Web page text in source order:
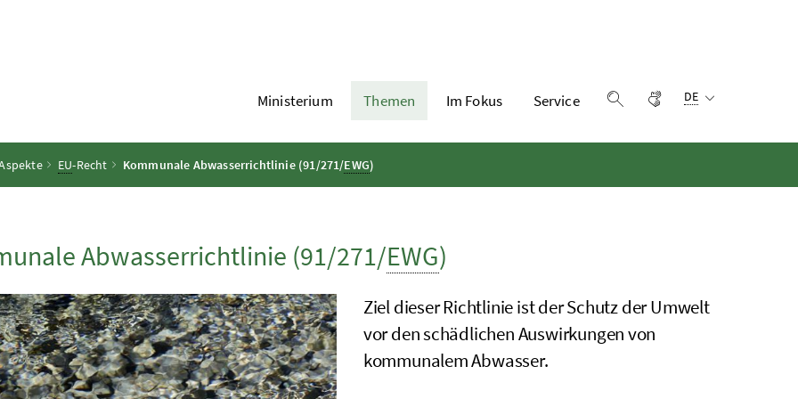
Ministerium Themen Im Fokus
Service
Gebärdensprache
DE
EU-Recht Kommunale Abwasserrichtlinie (91/271/EWG)
Abwasserrichtlinie (91/271/EWG)
Ziel dieser Richtlinie ist der Schutz der Umwelt
vor den schädlichen Auswirkungen von
kommunalem Abwasser.